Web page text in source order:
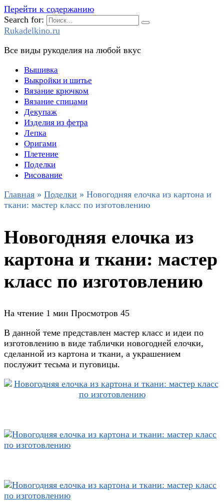
Перейти к содержанию
Search for:
Rukadelkino.ru
Все виды рукоделия на любой вкус
Вышивка
Выкройки и шитье
Вязание крючком
Вязание спицами
Декупаж
Изделия из фетра
Лепка
Оригами
Плетение
Поделки
Рисование
Главная » Поделки » Новогодняя елочка из картона и
ткани: мастер класс по изготовлению
Новогодняя елочка из
картона и ткани: мастер
класс по изготовлению
На чтение 1 мин Просмотров 45
В данной теме представлен мастер класс и идеи по
изготовлению в виде таблички новогодней елочки,
сделанной из картона и ткани, а украшением
послужит тесьма и пуговицы.